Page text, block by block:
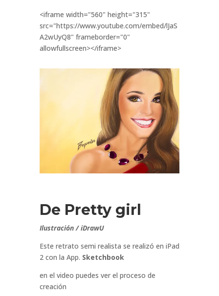
<iframe width="560" height="315"
src="https://www.youtube.com/embed/lJaS
A2wUyQ8" frameborder="0"
allowfullscreen></iframe>
De Pretty girl
Ilustración / iDrawU
Este retrato semi realista se realizó en iPad
2 con la App. Sketchbook
en el video puedes ver el proceso de
creación